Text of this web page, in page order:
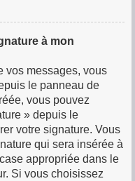
à mon
vos messages, vous
le panneau de
vous pouvez
» depuis le
votre signature. Vous
qui sera insérée à
appropriée dans le
Si vous choisissez